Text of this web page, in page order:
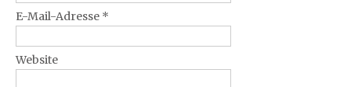
E-Mail-Adresse *
Website